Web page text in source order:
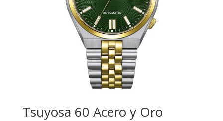
Tsuyosa 60 Acero y Oro